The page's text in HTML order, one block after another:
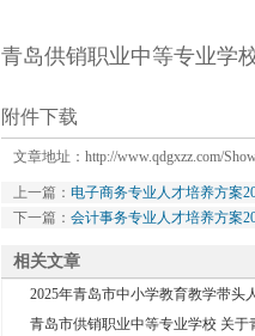
青岛供销职业中等专业
附件下载
文章地址： http://www.qdgxzz.com/
上一篇： 电子商务专业人才培养方案
下一篇： 会计事务专业人才培养方案
相关文章
2025年青岛市中小学教育教学带头
青岛市供销职业中等专业学校 关于